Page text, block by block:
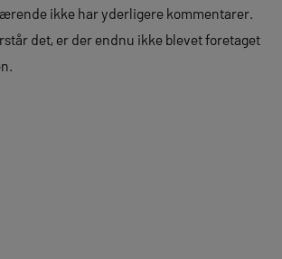
ikke har yderligere kommentarer.
det, er der endnu ikke blevet foretaget